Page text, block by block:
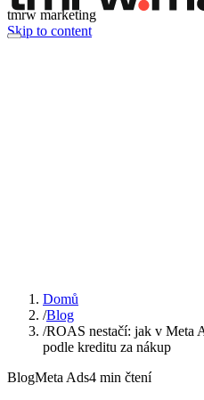
tmrw marketing
Skip to content
Domů
/Blog
/ROAS nestačí: jak v Meta
podle kreditu za nákup
BlogMeta Ads4 min čtení